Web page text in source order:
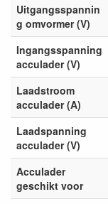
Uitgangsspannin
g omvormer (V)
Ingangsspanning
acculader (V)
Laadstroom
acculader (A)
Laadspanning
acculader (V)
Acculader
geschikt voor